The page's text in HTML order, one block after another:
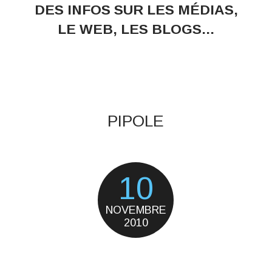
DES INFOS SUR LES MÉDIAS,
LE WEB, LES BLOGS...
PIPOLE
10
NOVEMBRE
2010